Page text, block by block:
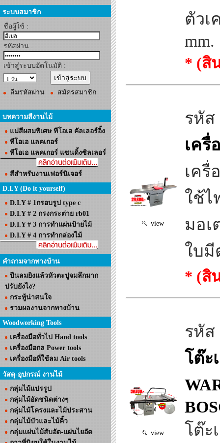
ระบบสมาชิก
ชื่อผู้ใช้ :
รหัสผ่าน :
เข้าสู่ระบบอัตโนมัติ :
ลืมรหัสผ่าน สมัครสมาชิก
บทความสีงานไม้
แม่สีผสมพิเศษ ทีโอเอ คัลเลอร์อิ้ง
ทีโอเอ แลคเกอร์
ทีโอเอ แลคเกอร์ แซนดิ้งซิลเลอร์
สีสำหรับงานเฟอร์นิเจอร์
D.I.Y (Do it yourself)
D.I.Y # 1กรอบรูป type c
D.I.Y # 2 กรงกระต่าย rb01
D.I.Y # 3 การทำแผ่นป้ายไม้
D.I.Y # 4 การทำกล่องไม้
คำถามจากทางบ้าน
ปืนลมยิงแล้วหัวตะปูจมลึกมาก
ปรับยังไง?
กระทู้น่าสนใจ
รวมผลงานจากทางบ้าน
Woodworking Tools
เครื่องมือทั่วไป Hand tools
เครื่องมือกล Power tools
เครื่องมือที่ใช้ลม Air tools
วัสดุ-อุปกรณ์ งานไม้
กลุ่มไม้แปรรูป
กลุ่มไม้อัดชนิดต่างๆ
กลุ่มไม้โครงและไม้ประสาน
กลุ่มไม้บัวและไม้คิ้ว
กลุ่มแผ่นไม้สับอัด-แผ่นไยอัด
ตัวเ
mm.
* (สิ
view
รหัส
เครื่
เครื่
ใช้ไ
มอเ
ใบมี
* (สิ
view
รหัส
โต๊ะ
โต๊ะ